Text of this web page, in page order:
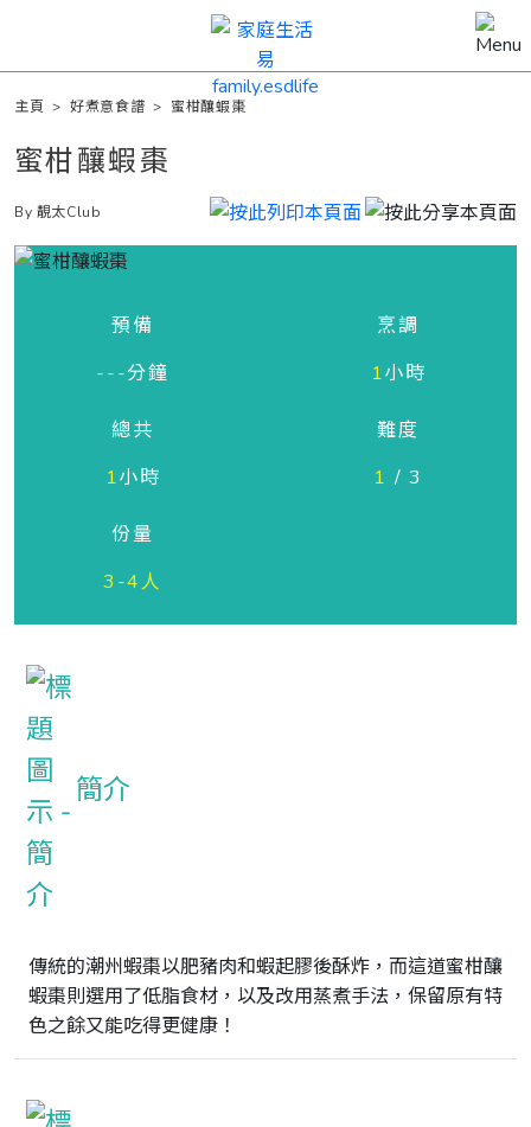
主頁 >好煮意食譜 > 蜜柑釀蝦棗
蜜柑釀蝦棗
By 靚太Club
預備
---分鐘
烹調
1小時
總共
1小時
難度
1 / 3
份量
3-4人
簡介
傳統的潮州蝦棗以肥豬肉和蝦起膠後酥炸，而這道蜜柑釀
蝦棗則選用了低脂食材，以及改用蒸煮手法，保留原有特
色之餘又能吃得更健康！